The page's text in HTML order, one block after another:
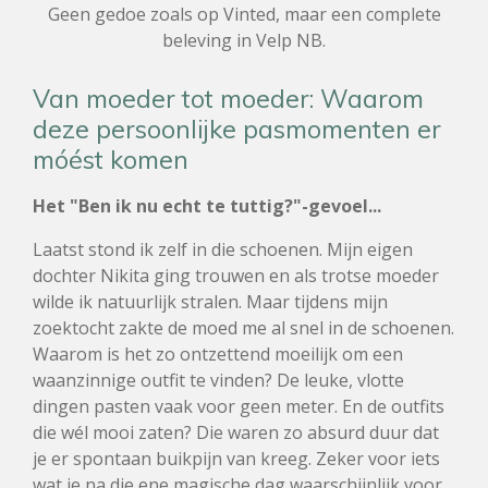
Geen gedoe zoals op Vinted, maar een complete
beleving in Velp NB.
Van moeder tot moeder: Waarom
deze persoonlijke pasmomenten er
móést komen
Het "Ben ik nu echt te tuttig?"-gevoel...
Laatst stond ik zelf in die schoenen. Mijn eigen
dochter Nikita ging trouwen en als trotse moeder
wilde ik natuurlijk stralen. Maar tijdens mijn
zoektocht zakte de moed me al snel in de schoenen.
Waarom is het zo ontzettend moeilijk om een
waanzinnige outfit te vinden? De leuke, vlotte
dingen pasten vaak voor geen meter. En de outfits
die wél mooi zaten? Die waren zo absurd duur dat
je er spontaan buikpijn van kreeg. Zeker voor iets